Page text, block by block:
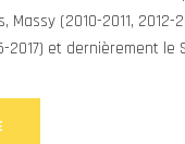
Massy (2010-2011, 2012-
2017) et dernièrement le